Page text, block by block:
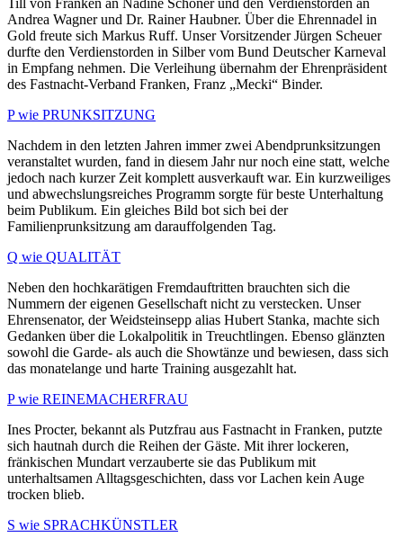
Till von Franken an Nadine Schöner und den Verdienstorden an
Andrea Wagner und Dr. Rainer Haubner. Über die Ehrennadel in
Gold freute sich Markus Ruff. Unser Vorsitzender Jürgen Scheuer
durfte den Verdienstorden in Silber vom Bund Deutscher Karneval
in Empfang nehmen. Die Verleihung übernahm der Ehrenpräsident
des Fastnacht-Verband Franken, Franz „Mecki“ Binder.
P wie PRUNKSITZUNG
Nachdem in den letzten Jahren immer zwei Abendprunksitzungen
veranstaltet wurden, fand in diesem Jahr nur noch eine statt, welche
jedoch nach kurzer Zeit komplett ausverkauft war. Ein kurzweiliges
und abwechslungsreiches Programm sorgte für beste Unterhaltung
beim Publikum. Ein gleiches Bild bot sich bei der
Familienprunksitzung am darauffolgenden Tag.
Q wie QUALITÄT
Neben den hochkarätigen Fremdauftritten brauchten sich die
Nummern der eigenen Gesellschaft nicht zu verstecken. Unser
Ehrensenator, der Weidsteinsepp alias Hubert Stanka, machte sich
Gedanken über die Lokalpolitik in Treuchtlingen. Ebenso glänzten
sowohl die Garde- als auch die Showtänze und bewiesen, dass sich
das monatelange und harte Training ausgezahlt hat.
P wie REINEMACHERFRAU
Ines Procter, bekannt als Putzfrau aus Fastnacht in Franken, putzte
sich hautnah durch die Reihen der Gäste. Mit ihrer lockeren,
fränkischen Mundart verzauberte sie das Publikum mit
unterhaltsamen Alltagsgeschichten, dass vor Lachen kein Auge
trocken blieb.
S wie SPRACHKÜNSTLER